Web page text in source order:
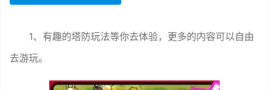
1、有趣的塔防玩法等你去体验，更多的内容可以自由
去游玩。